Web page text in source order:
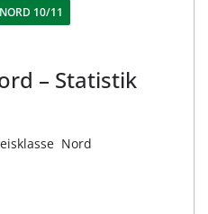
10/11
– Statistik
Nord